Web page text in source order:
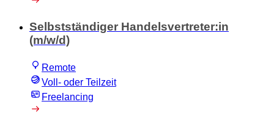
Selbstständiger Handelsvertreter:in
(m/w/d)
Remote
Voll- oder Teilzeit
Freelancing